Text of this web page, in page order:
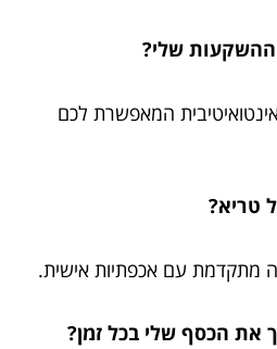
המאפשרת לכם
מתקדמת עם אכפתיות אישית.